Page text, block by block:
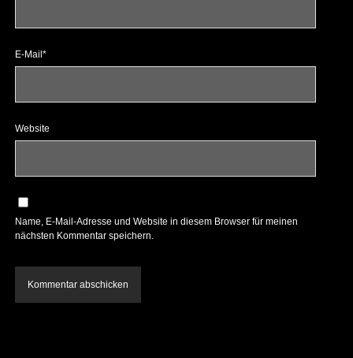
E-Mail*
Website
Name, E-Mail-Adresse und Website in diesem Browser für meinen
nächsten Kommentar speichern.